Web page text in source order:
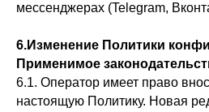
мессенджерах (Telegram,
6.Изменение Политики
Применимое
6.1. Оператор имеет право
настоящую Политику. Новая